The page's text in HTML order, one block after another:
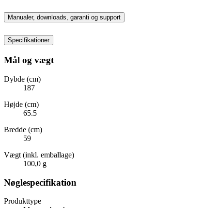
Manualer, downloads, garanti og support
Specifikationer
Mål og vægt
Dybde (cm)
187
Højde (cm)
65.5
Bredde (cm)
59
Vægt (inkl. emballage)
100,0 g
Nøglespecifikation
Produkttype